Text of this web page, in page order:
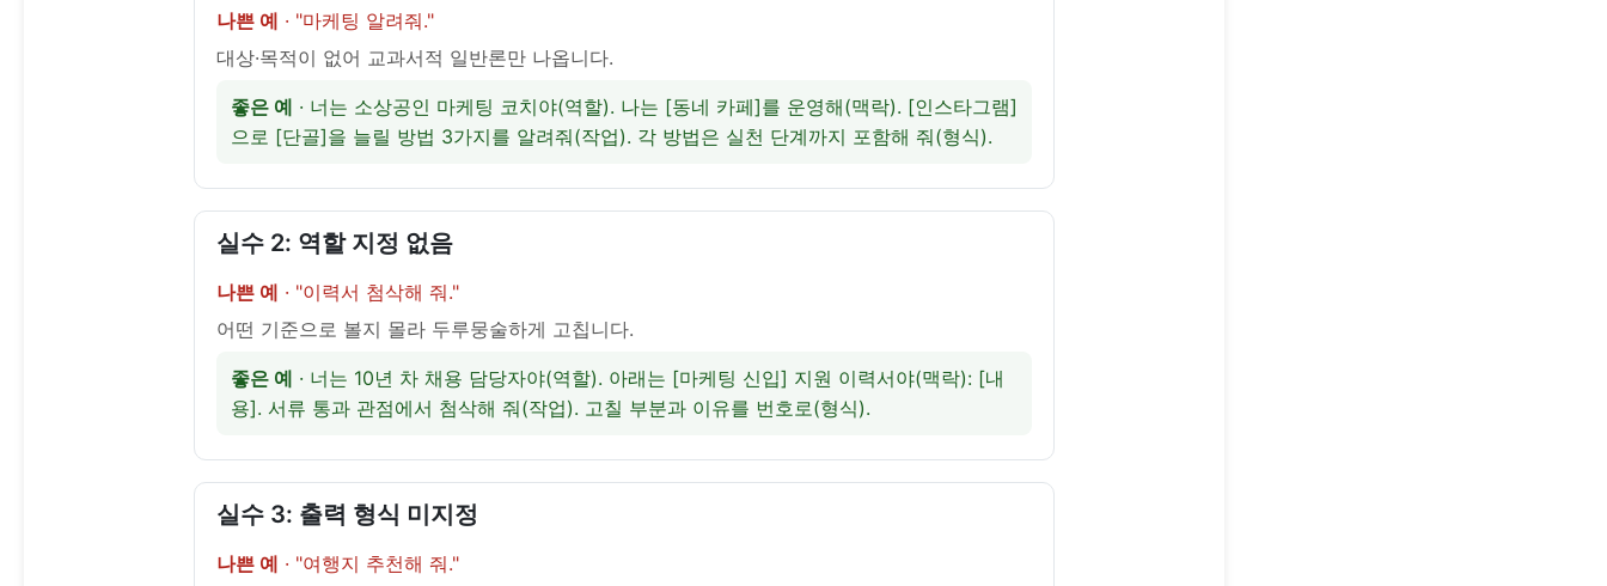
나쁜 예 · "마케팅 알려줘."
대상·목적이 없어 교과서적 일반론만 나옵니다.
좋은 예 · 너는 소상공인 마케팅 코치야(역할). 나는 [동네 카페]를 운영해(맥락). [인스타그램]
으로 [단골]을 늘릴 방법 3가지를 알려줘(작업). 각 방법은 실천 단계까지 포함해 줘(형식).
실수 2: 역할 지정 없음
나쁜 예 · "이력서 첨삭해 줘."
어떤 기준으로 볼지 몰라 두루뭉술하게 고칩니다.
좋은 예 · 너는 10년 차 채용 담당자야(역할). 아래는 [마케팅 신입] 지원 이력서야(맥락): [내
용]. 서류 통과 관점에서 첨삭해 줘(작업). 고칠 부분과 이유를 번호로(형식).
실수 3: 출력 형식 미지정
나쁜 예 · "여행지 추천해 줘."